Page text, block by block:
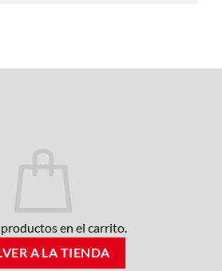
en el carrito.
A LA TIENDA